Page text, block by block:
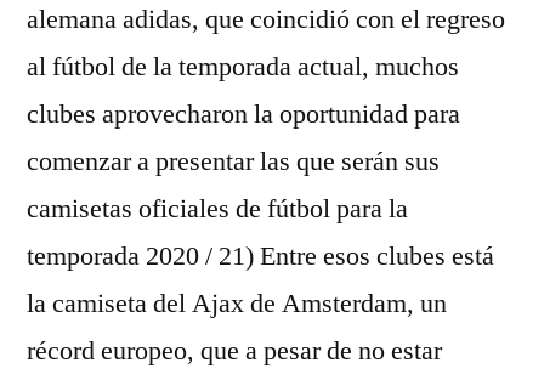
alemana adidas, que coincidió con el regreso
al fútbol de la temporada actual, muchos
clubes aprovecharon la oportunidad para
comenzar a presentar las que serán sus
camisetas oficiales de fútbol para la
temporada 2020 / 21) Entre esos clubes está
la camiseta del Ajax de Amsterdam, un
récord europeo, que a pesar de no estar